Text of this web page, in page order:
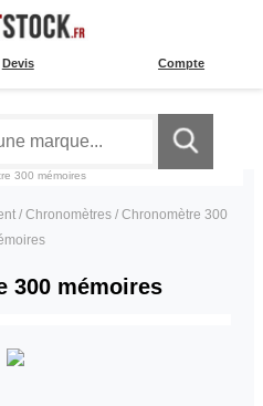
Compte
Devis
300 mémoires
/ Chronomètres/ Chronomètre 300
300 mémoires